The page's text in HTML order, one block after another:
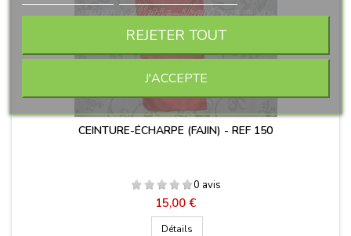
CEINTURE-ÉCHARPE (FAJIN) - REF 150
0 avis
Prix
15,00 €
Détails
REJETER TOUT
J'ACCEPTE